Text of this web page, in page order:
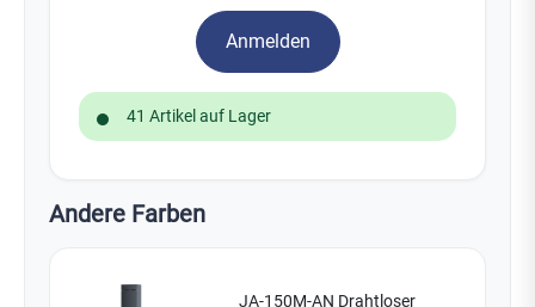
Anmelden
41 Artikel auf Lager
Andere Farben
JA-150M-AN Drahtloser